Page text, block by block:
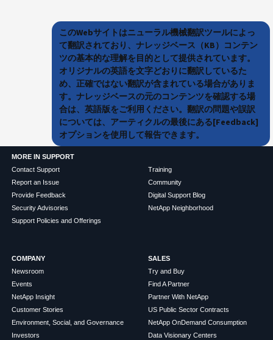
このWebサイトはニューラル機械翻訳ツールによっ
て翻訳されており、ナレッジベース（KB）コンテン
ツの基本的な理解を目的として提供されています。
オリジナルの英語を文字どおりに翻訳しているた
め、正確ではない翻訳が含まれている場合がありま
す。ナレッジベースの元のコンテンツを確認する場
合は、英語版をご利用ください。翻訳の問題や誤訳
については、アーティクルの最後にある[Feedback]
オプションを使用して報告できます。
MORE IN SUPPORT
Contact Support
Report an Issue
Provide Feedback
Security Advisories
Support Policies and Offerings
Training
Community
Digital Support Blog
NetApp Neighborhood
COMPANY
Newsroom
Events
NetApp Insight
Customer Stories
Environment, Social, and Governance
Investors
SALES
Try and Buy
Find A Partner
Partner With NetApp
US Public Sector Contracts
NetApp OnDemand Consumption
Data Visionary Centers